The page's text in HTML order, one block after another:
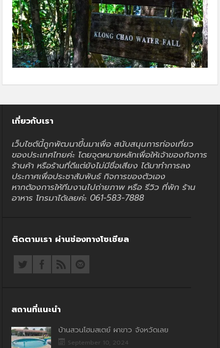
เกี่ยวกับเรา
เว็บไซต์นี้ถูกพัฒนาขึ้นมาเพื่อ สนับสนุนการท่องเที่ยว
ของประเทศไทยค่ะ โดยจุดหมายหลักเพื่อให้เจ้าของกิจการ
ร้านค้า หรือร้านที่ดีแต่ยังไม่มีชื่อเสียง ได้มาทำการลง
ประกาศเพื่อประชาสัมพันธ์ กิจการของตัวเอง
หากต้องการให้ทีมงานไปถ่ายภาพ หรือ รีวิว ที่พัก ร้าน
อาหาร โทรมาได้เลยค่ะ 061-583-7888
ติดตามเรา ผ่านช่องทางโซเชียล
สถานที่แนะนำ
บ้านสวนโฮมสเตย์ ผาขาว จังหวัดเลย
September 10, 2024